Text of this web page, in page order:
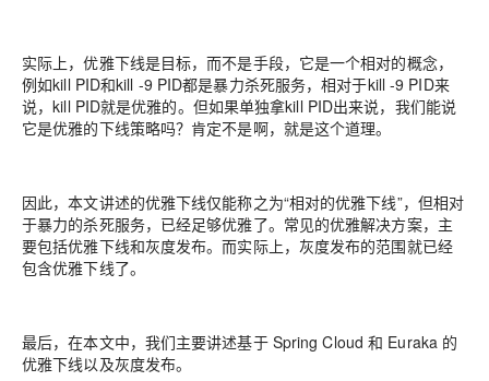
实际上，优雅下线是目标，而不是手段，它是一个相对的概念，
例如kill PID和kill -9 PID都是暴力杀死服务，相对于kill -9 PID来
说，kill PID就是优雅的。但如果单独拿kill PID出来说，我们能说
它是优雅的下线策略吗？肯定不是啊，就是这个道理。
因此，本文讲述的优雅下线仅能称之为“相对的优雅下线”，但相对
于暴力的杀死服务，已经足够优雅了。常见的优雅解决方案，主
要包括优雅下线和灰度发布。而实际上，灰度发布的范围就已经
包含优雅下线了。
最后，在本文中，我们主要讲述基于 Spring Cloud 和 Euraka 的
优雅下线以及灰度发布。